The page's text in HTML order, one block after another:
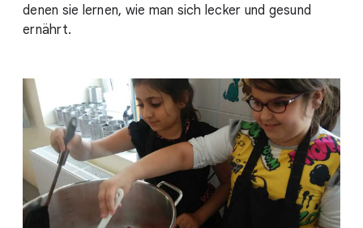
denen sie lernen, wie man sich lecker und gesund
ernährt.